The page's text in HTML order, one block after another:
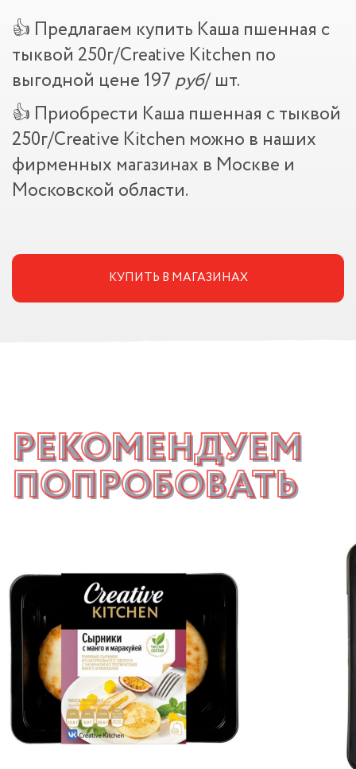
👍 Предлагаем купить Каша пшенная с
тыквой 250г/Creative Kitchen по
выгодной цене 197 руб/ шт.
👍 Приобрести Каша пшенная с тыквой
250г/Creative Kitchen можно в наших
фирменных магазинах в Москве и
Московской области.
КУПИТЬ В МАГАЗИНАХ
РЕКОМЕНДУЕМ
ПОПРОБОВАТЬ